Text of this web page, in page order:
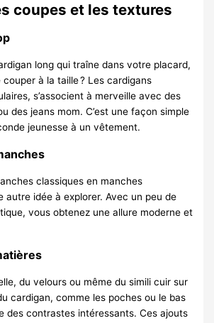
coupes et les textures
long qui traîne dans votre placard,
couper à la taille ? Les cardigans
s’associent à merveille avec des
des jeans mom. C’est une façon simple
jeunesse à un vêtement.
classiques en manches
autre idée à explorer. Avec un peu de
vous obtenez une allure moderne et
du velours ou même du simili cuir sur
cardigan, comme les poches ou le bas
des contrastes intéressants. Ces ajouts